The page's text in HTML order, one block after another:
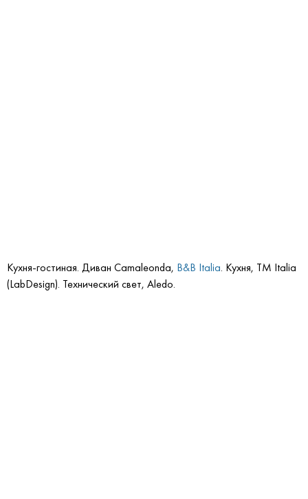
Кухня-гостиная. Диван Camaleonda, B&B Italia. Кухня, TM Italia
(LabDesign). Технический свет, Aledo.